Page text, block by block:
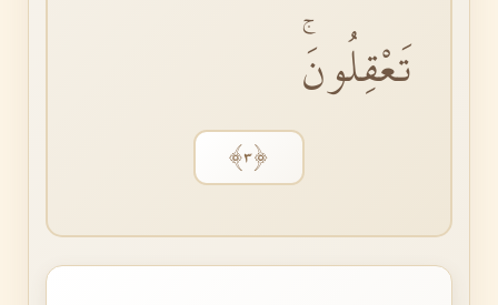
تَعْقِلُونَۚ
﴿٣﴾